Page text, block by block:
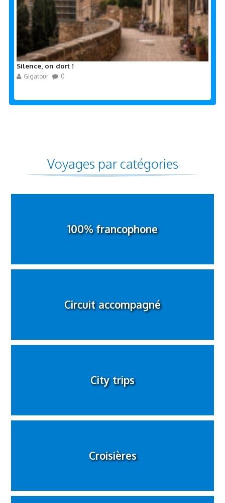
Silence, on dort !
Gigatour 0
Voyages par catégories
100% francophone
Circuit accompagné
City trips
Croisières